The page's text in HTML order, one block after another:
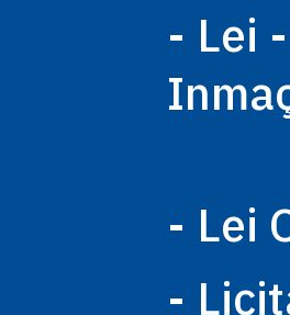
- Lei
- Lei
-